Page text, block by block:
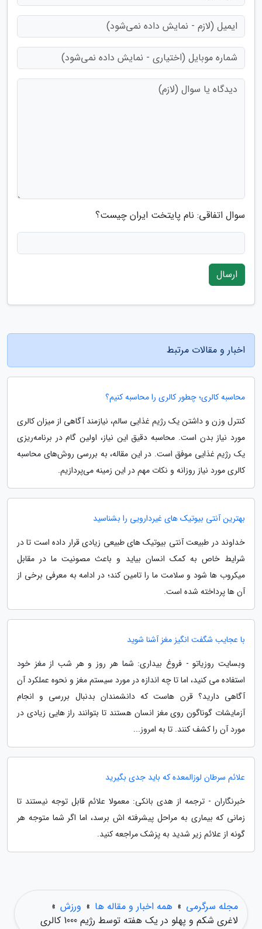
سوال اتفاقی: نام پایتخت ایران چیست؟
ارسال
اخبار و مقالات مرتبط
محاسبه کالری؛ چطور کالری را محاسبه کنیم؟
کنترل وزن و داشتن یک رژیم غذایی سالم، نیازمند آگاهی از میزان کالری
مورد نیاز بدن است. محاسبه دقیق این نیاز، اولین گام در برنامه‌ریزی
یک رژیم غذایی موفق است. در این مقاله، به بررسی روش‌های محاسبه
کالری مورد نیاز روزانه و نکات مهم در این زمینه می‌پردازیم.
بهترین آنتی بیوتیک های غیردارویی را بشناسید
خداوند در طبیعت آنتی بیوتیک های طبیعی زیادی قرار داده است تا در
شرایط خاص به کمک انسان بیاید و باعث مصونیت ما در مقابل
میکروب ها شود و سلامت ما را تامین کند؛ در ادامه به معرفی برخی از
آن ها پرداخته شده است.
با عجایب شگفت انگیز مغز آشنا شوید
وبسایت روزیاتو - فروغ بیداری: شما هر روز و هر شب از مغز خود
استفاده می کنید، اما تا چه اندازه در مورد سیستم مغز و نحوه عملکرد آن
آگاهی دارید؟ قرن هاست که دانشمندان بدنبال بررسی و انجام
آزمایشات گوناگون روی مغز انسان هستند تا بتوانند راز هایی زیادی در
مورد آن را کشف کنند. تا به امروز...
علائم سرطان لوزالمعده که باید جدی بگیرید
خبرنگاران - ترجمه از هدی بانکی: معمولا علائم قابل توجه نیستند تا
زمانی که بیماری به مراحل پیشرفته اش برسد، اما اگر شما متوجه هر
گونه از علائم زیر شدید به پزشک مراجعه کنید.
مجله سرگرمی » همه اخبار و مقاله ها » ورزش »
لاغری شکم و پهلو در یک هفته توسط رژیم 1000 کالری